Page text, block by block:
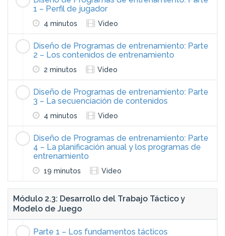
1 – Perfil de jugador
4 minutos Video
Diseño de Programas de entrenamiento: Parte
2 – Los contenidos de entrenamiento
2 minutos Video
Diseño de Programas de entrenamiento: Parte
3 – La secuenciación de contenidos
4 minutos Video
Diseño de Programas de entrenamiento: Parte
4 – La planificación anual y los programas de
entrenamiento
19 minutos Video
Módulo 2.3: Desarrollo del Trabajo Táctico y
Modelo de Juego
Parte 1 – Los fundamentos tácticos